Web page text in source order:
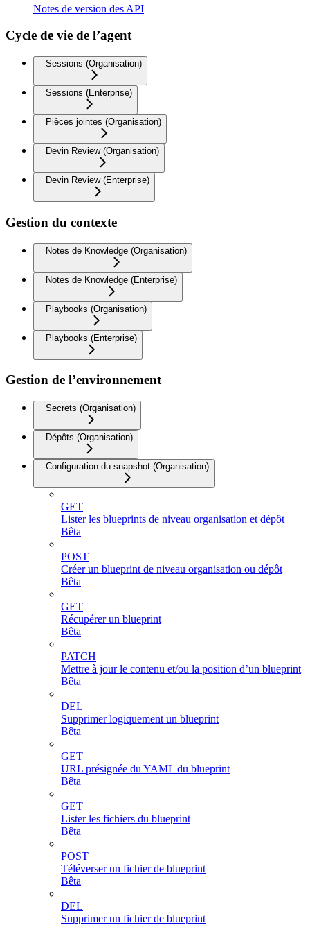
Notes de version des API
Cycle de vie de l’agent
Sessions (Organisation)
Sessions (Enterprise)
Pièces jointes (Organisation)
Devin Review (Organisation)
Devin Review (Enterprise)
Gestion du contexte
Notes de Knowledge (Organisation)
Notes de Knowledge (Enterprise)
Playbooks (Organisation)
Playbooks (Enterprise)
Gestion de l’environnement
Secrets (Organisation)
Dépôts (Organisation)
Configuration du snapshot (Organisation)
GET
Lister les blueprints de niveau organisation et dépôt
Bêta
POST
Créer un blueprint de niveau organisation ou dépôt
Bêta
GET
Récupérer un blueprint
Bêta
PATCH
Mettre à jour le contenu et/ou la position d’un blueprint
Bêta
DEL
Supprimer logiquement un blueprint
Bêta
GET
URL présignée du YAML du blueprint
Bêta
GET
Lister les fichiers du blueprint
Bêta
POST
Téléverser un fichier de blueprint
Bêta
DEL
Supprimer un fichier de blueprint